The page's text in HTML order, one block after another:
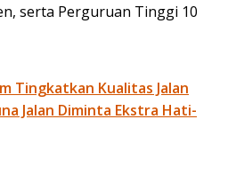
serta Perguruan Tinggi 10
Tingkatkan Kualitas Jalan
Jalan Diminta Ekstra Hati-